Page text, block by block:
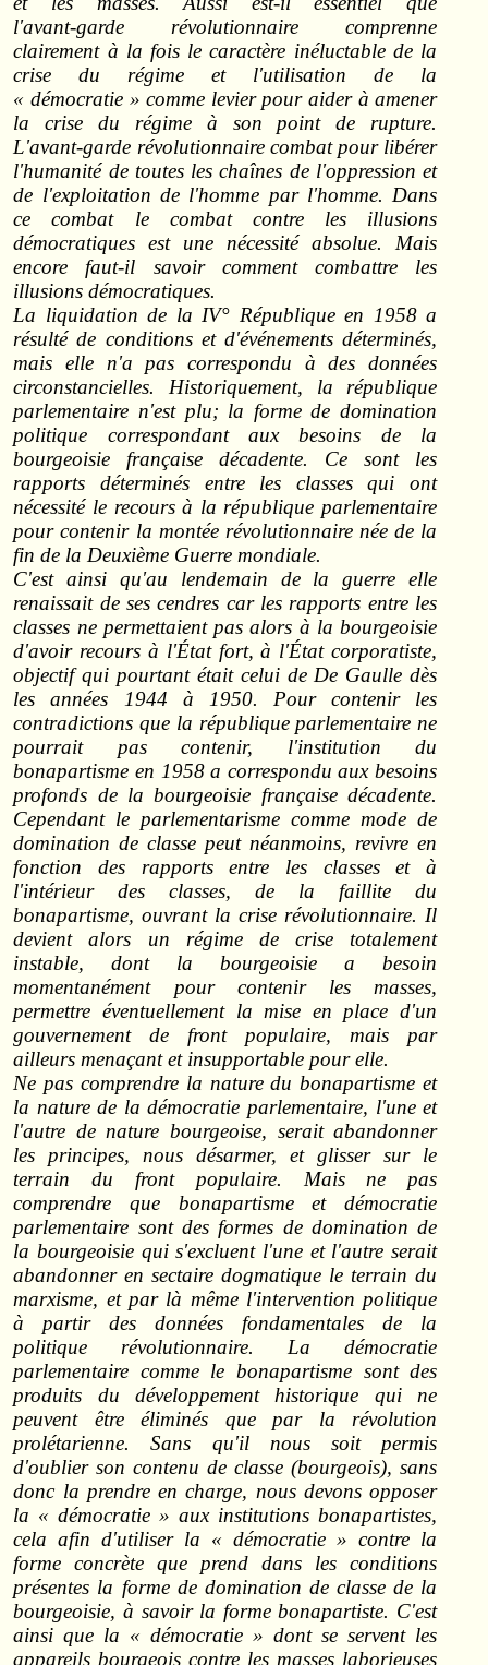
l'avant‑garde révolutionnaire comprenne
clairement à la fois le caractère inéluctable de la
crise du régime et l'utilisation de la
« démocratie » comme levier pour aider à amener
la crise du régime à son point de rupture.
L'avant‑garde révolutionnaire combat pour libérer
l'humanité de toutes les chaînes de l'oppression et
de l'exploitation de l'homme par l'homme. Dans
ce combat le combat contre les illusions
démocratiques est une nécessité absolue. Mais
encore faut‑il savoir comment combattre les
illusions démocratiques.
La liquidation de la IV° République en 1958 a
résulté de conditions et d'événements déterminés,
mais elle n'a pas correspondu à des données
circonstancielles. Historiquement, la république
parlementaire n'est plu; la forme de domination
politique correspondant aux besoins de la
bourgeoisie française décadente. Ce sont les
rapports déterminés entre les classes qui ont
nécessité le recours à la république parlementaire
pour contenir la montée révolutionnaire née de la
fin de la Deuxième Guerre mondiale.
C'est ainsi qu'au lendemain de la guerre elle
renaissait de ses cendres car les rapports entre les
classes ne permettaient pas alors à la bourgeoisie
d'avoir recours à l'État fort, à l'État corporatiste,
objectif qui pourtant était celui de De Gaulle dès
les années 1944 à 1950. Pour contenir les
contradictions que la république parlementaire ne
pourrait pas contenir, l'institution du
bonapartisme en 1958 a correspondu aux besoins
profonds de la bourgeoisie française décadente.
Cependant le parlementarisme comme mode de
domination de classe peut néanmoins, revivre en
fonction des rapports entre les classes et à
l'intérieur des classes, de la faillite du
bonapartisme, ouvrant la crise révolutionnaire. Il
devient alors un régime de crise totalement
instable, dont la bourgeoisie a besoin
momentanément pour contenir les masses,
permettre éventuellement la mise en place d'un
gouvernement de front populaire, mais par
ailleurs menaçant et insupportable pour elle.
Ne pas comprendre la nature du bonapartisme et
la nature de la démocratie parlementaire, l'une et
l'autre de nature bourgeoise, serait abandonner
les principes, nous désarmer, et glisser sur le
terrain du front populaire. Mais ne pas
comprendre que bonapartisme et démocratie
parlementaire sont des formes de domination de
la bourgeoisie qui s'excluent l'une et l'autre serait
abandonner en sectaire dogmatique le terrain du
marxisme, et par là même l'intervention politique
à partir des données fondamentales de la
politique révolutionnaire. La démocratie
parlementaire comme le bonapartisme sont des
produits du développement historique qui ne
peuvent être éliminés que par la révolution
prolétarienne. Sans qu'il nous soit permis
d'oublier son contenu de classe (bourgeois), sans
donc la prendre en charge, nous devons opposer
la « démocratie » aux institutions bonapartistes,
cela afin d'utiliser la « démocratie » contre la
forme concrète que prend dans les conditions
présentes la forme de domination de classe de la
bourgeoisie, à savoir la forme bonapartiste. C'est
ainsi que la « démocratie » dont se servent les
appareils bourgeois contre les masses laborieuses